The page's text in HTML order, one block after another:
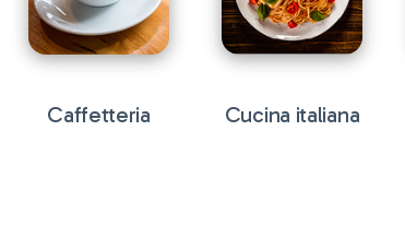
Caffetteria Cucina italiana